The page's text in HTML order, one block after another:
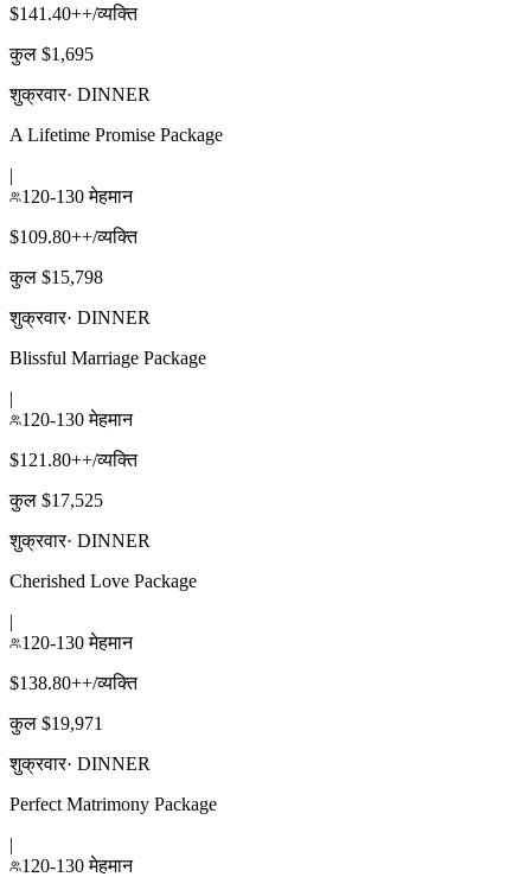
$141.40++/व्यक्ति
कुल $1,695
शुक्रवार· DINNER
A Lifetime Promise Package
|
120-130 मेहमान
$109.80++/व्यक्ति
कुल $15,798
शुक्रवार· DINNER
Blissful Marriage Package
|
120-130 मेहमान
$121.80++/व्यक्ति
कुल $17,525
शुक्रवार· DINNER
Cherished Love Package
|
120-130 मेहमान
$138.80++/व्यक्ति
कुल $19,971
शुक्रवार· DINNER
Perfect Matrimony Package
|
120-130 मेहमान